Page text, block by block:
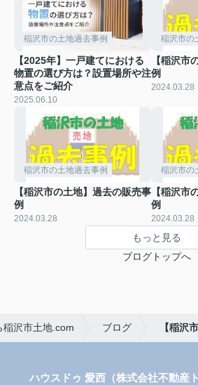
稲沢市の土地過去事例
【2025年】一戸建てにおける
物置の選び方は？設置場所や注
意点をご紹介
2025.06.10
稲沢市の
【稲沢市
例
2024.03.28
稲沢市の土地過去事例
【稲沢市の土地】過去の販売事
例
2024.03.28
稲沢市の
【稲沢市
例
2024.03.28
もっと見る
ブログトップへ
沢市土地.com ブログ 【稲沢
ハウスドゥ 愛西（株式会社不動産